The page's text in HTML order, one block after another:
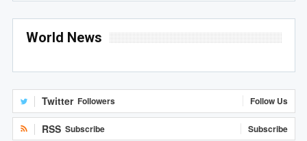
World News
Twitter Followers Follow Us
RSS Subscribe Subscribe